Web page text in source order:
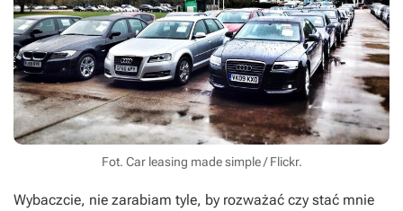
Fot. Car leasing made simple / Flickr.
Wybaczcie, nie zarabiam tyle, by rozważać czy stać mnie